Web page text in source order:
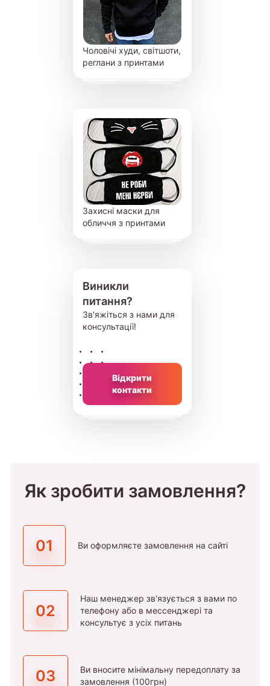
Чоловічі худи, світшоти,
реглани з принтами
Захисні маски для
обличчя з принтами
Виникли
питання?
Зв'яжіться з нами для
консультації!
Відкрити
контакти
Як зробити замовлення?
01 Ви оформляєте замовлення на сайті
02
Наш менеджер зв'язується з вами по
телефону або в мессенджері та
консультує з усіх питань
03
Ви вносите мінімальну передоплату за
замовлення (100грн)